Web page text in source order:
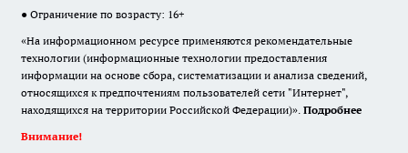
● Ограничение по возрасту: 16+
«На информационном ресурсе применяются рекомендательные
технологии (информационные технологии предоставления
информации на основе сбора, систематизации и анализа сведений,
относящихся к предпочтениям пользователей сети "Интернет",
находящихся на территории Российской Федерации)». Подробнее
Внимание!